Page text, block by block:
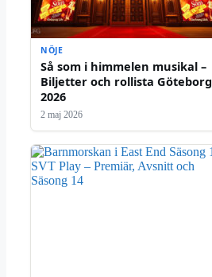
NÖJE
Så som i himmelen musikal –
Biljetter och rollista Göteborg
2026
2 maj 2026